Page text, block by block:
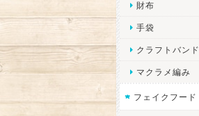
財布
手袋
クラフトバンド
マクラメ編み
フェイクフード